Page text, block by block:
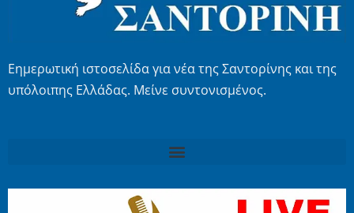
Εημερωτική ιστοσελίδα για νέα της Σαντορίνης και της
υπόλοιπης Ελλάδας. Μείνε συντονισμένος.